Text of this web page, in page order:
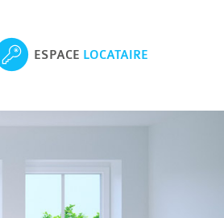
ESPACE LOCATAIRE